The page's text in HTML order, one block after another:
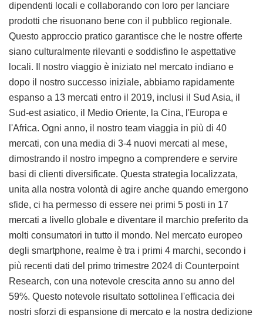
dipendenti locali e collaborando con loro per lanciare
prodotti che risuonano bene con il pubblico regionale.
Questo approccio pratico garantisce che le nostre offerte
siano culturalmente rilevanti e soddisfino le aspettative
locali. Il nostro viaggio è iniziato nel mercato indiano e
dopo il nostro successo iniziale, abbiamo rapidamente
espanso a 13 mercati entro il 2019, inclusi il Sud Asia, il
Sud-est asiatico, il Medio Oriente, la Cina, l'Europa e
l'Africa. Ogni anno, il nostro team viaggia in più di 40
mercati, con una media di 3-4 nuovi mercati al mese,
dimostrando il nostro impegno a comprendere e servire
basi di clienti diversificate. Questa strategia localizzata,
unita alla nostra volontà di agire anche quando emergono
sfide, ci ha permesso di essere nei primi 5 posti in 17
mercati a livello globale e diventare il marchio preferito da
molti consumatori in tutto il mondo. Nel mercato europeo
degli smartphone, realme è tra i primi 4 marchi, secondo i
più recenti dati del primo trimestre 2024 di Counterpoint
Research, con una notevole crescita anno su anno del
59%. Questo notevole risultato sottolinea l'efficacia dei
nostri sforzi di espansione di mercato e la nostra dedizione